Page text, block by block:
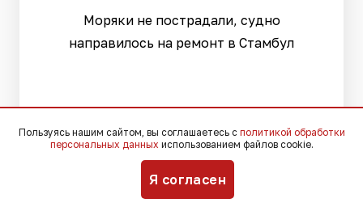
Моряки не пострадали, судно
направилось на ремонт в Стамбул
Пользуясь нашим сайтом, вы соглашаетесь с политикой обработки
персональных данных использованием файлов cookie.
Я согласен